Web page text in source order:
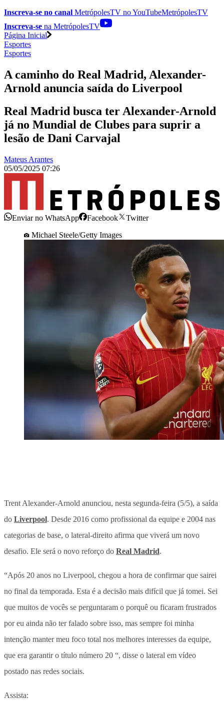
Inscreva-se no canal MetrópolesTV noYouTubeMetrópolesTV
Inscreva-se na MetrópolesTV
Página Inicial
Esportes
Esportes
A caminho do Real Madrid, Alexander-
Arnold anuncia saída do Liverpool
Real Madrid busca ter Alexander-Arnold
já no Mundial de Clubes para suprir a
lesão de Dani Carvajal
Mateus Arantes
05/05/2025 07:26
Enviar no WhatsApp Facebook
Twitter
Michael Steele/Getty Images
Trent Alexander-Arnold anunciou, nesta segunda-feira (5/5), a saída
do Liverpool. Desde 2016 como profissional da equipe e 2004 nas
categorias de base, o lateral-direito afirma que viverá um novo
desafio. Ele será o novo reforço do Real Madrid.
“Após 20 anos no Liverpool, chegou a hora de confirmar que sairei
no final da temporada. Esta é a decisão mais difícil que já tomei. Sei
que muitos de vocês se perguntaram o porquê ou ficaram frustrados
por eu ainda não ter falado sobre isso, mas sempre foi minha
intenção manter meu foco total nos melhores interesses da equipe,
que era garantir o título número 20 “, disse o lateral em vídeo
postado nas redes sociais.
Assista: